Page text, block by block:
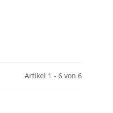
Artikel 1 - 6 von 6